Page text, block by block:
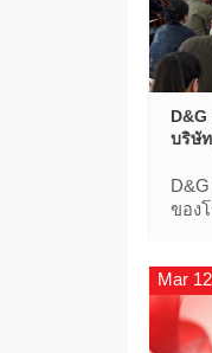
บริษั
ของ
ก่อส
Mar